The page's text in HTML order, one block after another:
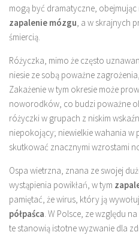
mogą być dramatyczne, obejmując
zapalenie mózgu , a w skrajnych
śmiercią.
Różyczka, mimo że często
niesie ze sobą poważne
Zakażenie w tym okresie może
noworodków, co budzi poważne
różyczki w grupach z niskim
niepokojący; niewielkie wahania w
skutkować znacznymi wzrostami
Ospa wietrzna, znana ze swojej
wystąpienia powikłań, w tym
pamiętać, że wirus, który ją
półpaśca . W Polsce, ze względu
te stanowią istotne wyzwanie dla